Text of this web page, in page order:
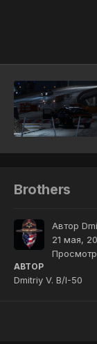
Brothers
Автор
21 мая,
АВТОР
Dmitriy V. B/I-50